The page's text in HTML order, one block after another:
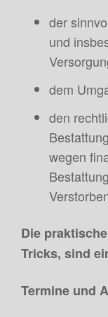
der
und
dem
den
wegen
Die
Tricks, sind
Termine und